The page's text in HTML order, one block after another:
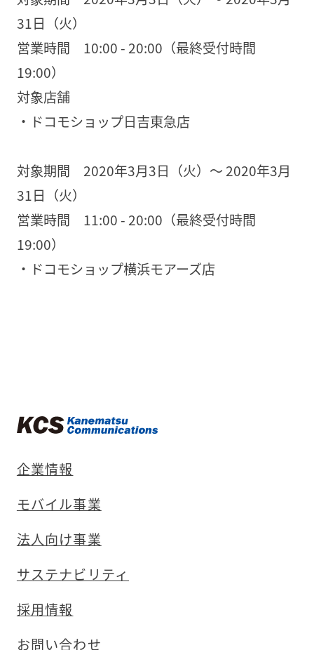
31日（火）
営業時間 10:00 - 20:00（最終受付時間
19:00）
対象店舗
・ドコモショップ日吉東急店
対象期間 2020年3月3日（火）～ 2020年3月
31日（火）
営業時間 11:00 - 20:00（最終受付時間
19:00）
・ドコモショップ横浜モアーズ店
企業情報
モバイル事業
法人向け事業
サステナビリティ
採用情報
お問い合わせ